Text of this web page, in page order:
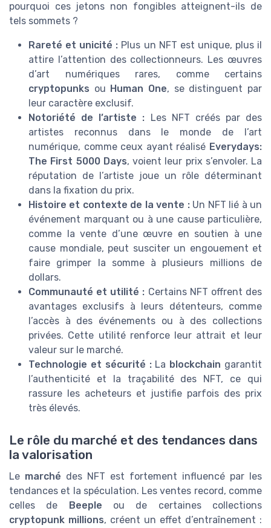
pourquoi ces jetons non fongibles atteignent-ils de
tels sommets ?
Rareté et unicité : Plus un NFT est unique, plus il
attire l’attention des collectionneurs. Les œuvres
d’art numériques rares, comme certains
cryptopunks ou Human One, se distinguent par
leur caractère exclusif.
Notoriété de l’artiste : Les NFT créés par des
artistes reconnus dans le monde de l’art
numérique, comme ceux ayant réalisé Everydays:
The First 5000 Days, voient leur prix s’envoler. La
réputation de l’artiste joue un rôle déterminant
dans la fixation du prix.
Histoire et contexte de la vente :Un NFT lié à un
événement marquant ou à une cause particulière,
comme la vente d’une œuvre en soutien à une
cause mondiale, peut susciter un engouement et
faire grimper la somme à plusieurs millions de
dollars.
Communauté et utilité : Certains NFT offrent des
avantages exclusifs à leurs détenteurs, comme
l’accès à des événements ou à des collections
privées. Cette utilité renforce leur attrait et leur
valeur sur le marché.
Technologie et sécurité :La blockchain garantit
l’authenticité et la traçabilité des NFT, ce qui
rassure les acheteurs et justifie parfois des prix
très élevés.
Le rôle du marché et des tendances dans
la valorisation
Le marché des NFT est fortement influencé par les
tendances et la spéculation. Les ventes record, comme
celles de
Beeple ou de certaines collections
cryptopunk millions, créent un effet d’entraînement :